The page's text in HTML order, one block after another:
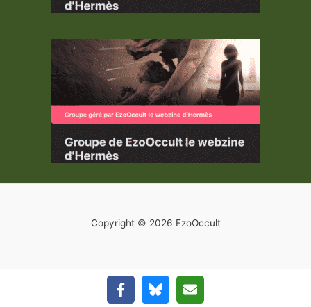
Copyright © 2026 EzoOccult
Quitter la version mobile